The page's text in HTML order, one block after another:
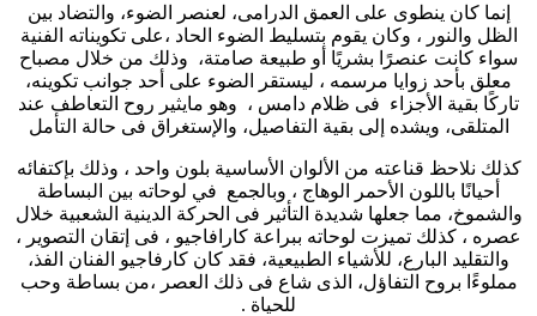
إنما كان ينطوى على العمق الدرامى، لعنصر الضوء، والتضاد بين
الظل والنور ، وكان يقوم بتسليط الضوء الحاد ،على تكويناته الفنية
سواء كانت عنصرًا بشريًا أو طبيعة صامتة، وذلك من خلال مصباح
معلق بأحد زوايا مرسمه ، ليستقر الضوء على أحد جوانب تكوينه،
تاركًا بقية الأجزاء فى ظلام دامس ، وهو مايثير روح التعاطف عند
المتلقى، ويشده إلى بقية التفاصيل، والإستغراق فى حالة التأمل
كذلك نلاحظ قناعته من الألوان الأساسية بلون واحد ، وذلك بإكتفائه
أحيانًا باللون الأحمر الوهاج ، وبالجمع في لوحاته بين البساطة
والشموخ، مما جعلها شديدة التأثير فى الحركة الدينية الشعبية خلال
عصره ، كذلك تميزت لوحاته ببراعة كارافاجيو ، فى إتقان التصوير ،
والتقليد البارع، للأشياء الطبيعية، فقد كان كارفاجيو الفنان الفذ،
مملوءًا بروح التفاؤل، الذى شاع فى ذلك العصر ،من بساطة وحب
للحياة .